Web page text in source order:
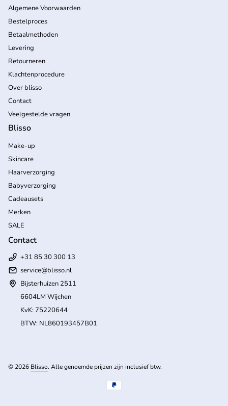
Algemene Voorwaarden
Bestelproces
Betaalmethoden
Levering
Retourneren
Klachtenprocedure
Over blisso
Contact
Veelgestelde vragen
Blisso
Make-up
Skincare
Haarverzorging
Babyverzorging
Cadeausets
Merken
SALE
Contact
+31 85 30 300 13
service@blisso.nl
Bijsterhuizen 2511
6604LM Wijchen
KvK: 75220644
BTW: NL860193457B01
© 2026 Blisso. Alle genoemde prijzen zijn inclusief btw.
Betaalmethoden